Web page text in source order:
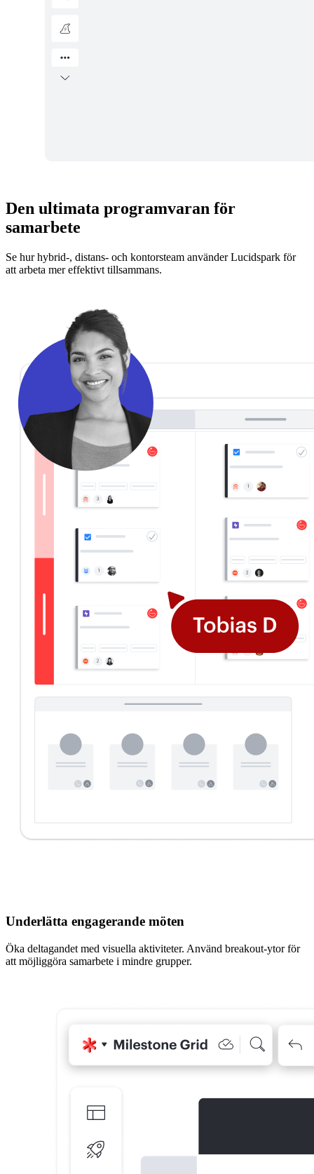
Den ultimata programvaran för
samarbete
Se hur hybrid-, distans- och kontorsteam använder Lucidspark för
att arbeta mer effektivt tillsammans.
Underlätta engagerande möten
Öka deltagandet med visuella aktiviteter. Använd breakout-ytor för
att möjliggöra samarbete i mindre grupper.